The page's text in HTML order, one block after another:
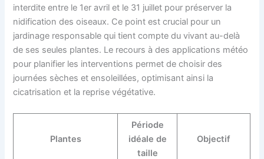
interdite entre le 1er avril et le 31 juillet pour préserver la
nidification des oiseaux. Ce point est crucial pour un
jardinage responsable qui tient compte du vivant au-delà
de ses seules plantes. Le recours à des applications météo
pour planifier les interventions permet de choisir des
journées sèches et ensoleillées, optimisant ainsi la
cicatrisation et la reprise végétative.
Plantes
Période
idéale de
taille
Objectif